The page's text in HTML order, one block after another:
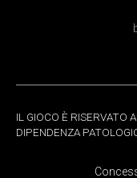
IL GIOCO È RISERVATO
DIPENDENZA